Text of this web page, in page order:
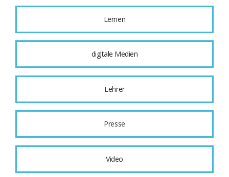
Lernen
digitale Medien
Lehrer
Presse
Video